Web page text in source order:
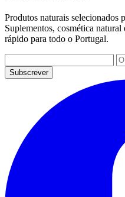
Produtos naturais selecionados
Suplementos, cosmética
rápido para todo o Portugal.
Subscrever